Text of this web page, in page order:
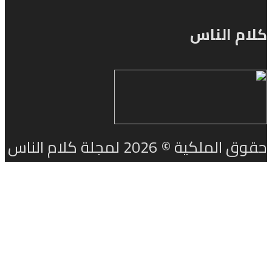
الناس
© 2026 لمجلة كلام الناس